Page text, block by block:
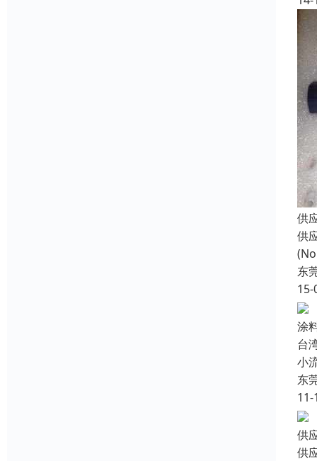
供
供
东
15-
涂
台
小
东
11-
供
供